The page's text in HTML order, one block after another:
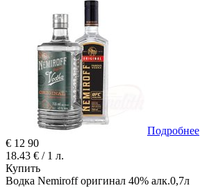
Подробнее
€ 12 90
18.43 € / 1 л.
Купить
Водка Nemiroff оригинал 40% алк.0,7л